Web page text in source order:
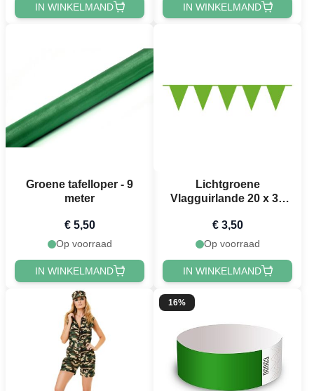
IN WINKELMAND IN WINKELMAND
Groene tafelloper - 9
meter
€ 5,50
Op voorraad
IN WINKELMAND
Lichtgroene
Vlagguirlande 20 x 30
€ 3,50
Op voorraad
IN WINKELMAND
16%